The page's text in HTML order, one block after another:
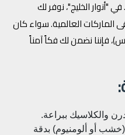
"أنوار الخليج"، نوفر لك
الماركات العالمية. سواء كان
فإننا نضمن لك فكاً آمناً
والكلاسيك ببراعة.
أو ألومنيوم) بدقة